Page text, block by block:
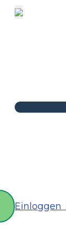
Einloggen